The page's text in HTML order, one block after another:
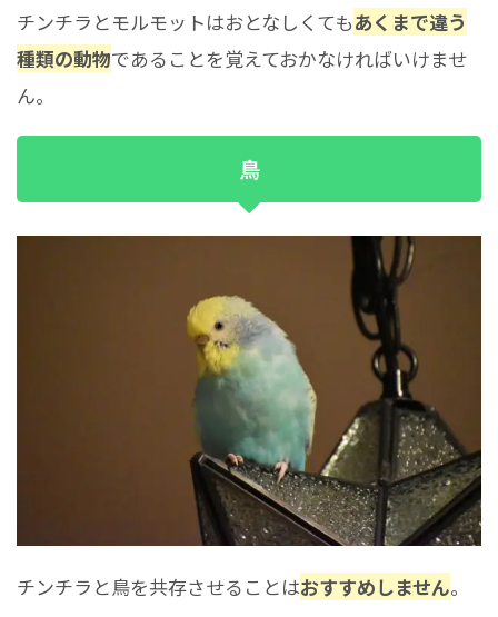
チンチラとモルモットはおとなしくてもあくまで違う
種類の動物であることを覚えておかなければいけませ
ん。
鳥
チンチラと鳥を共存させることはおすすめしません。